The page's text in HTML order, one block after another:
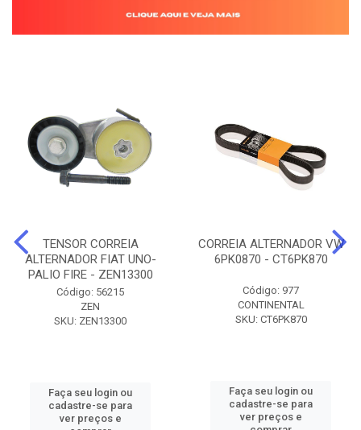
TENSOR CORREIA
ALTERNADOR FIAT UNO-
PALIO FIRE - ZEN13300
Código: 56215
ZEN
SKU: ZEN13300
Faça seu login ou
cadastre-se para
ver preços e
CORREIA ALTERNADOR VW
6PK0870 - CT6PK870
Código: 977
CONTINENTAL
SKU: CT6PK870
Faça seu login ou
cadastre-se para
ver preços e